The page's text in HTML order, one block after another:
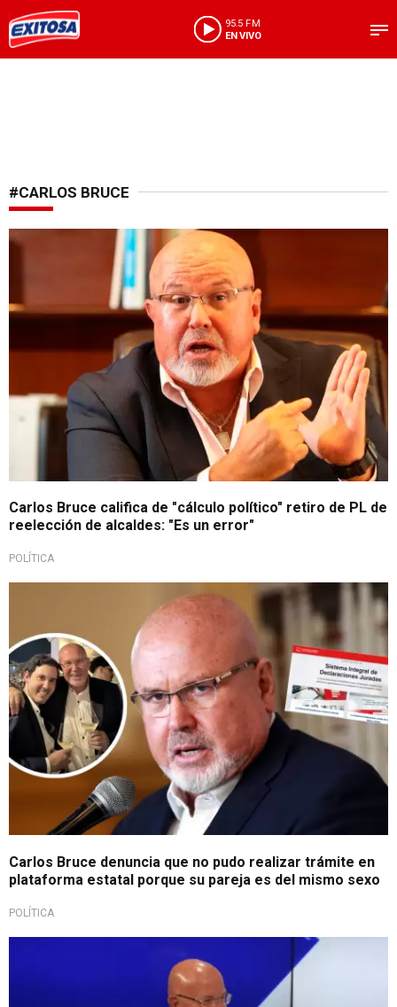
95.5 FM
EN VIVO
#CARLOS BRUCE
Tras accionar de Lady Camones
Carlos Bruce califica de "cálculo político" retiro de PL de
reelección de alcaldes: "Es un error"
POLÍTICA
Carlos Bruce denuncia que no pudo realizar trámite en
plataforma estatal porque su pareja es del mismo sexo
POLÍTICA